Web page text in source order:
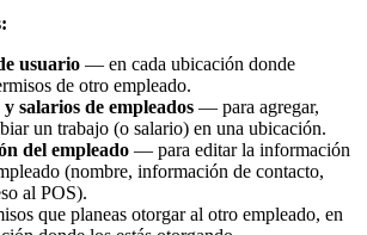
usuario — en cada ubicación donde
de otro empleado.
salarios de empleados — para agregar,
un trabajo (o salario) en una ubicación.
del empleado — para editar la información
(nombre, información de contacto,
al POS).
que planeas otorgar al otro empleado, en